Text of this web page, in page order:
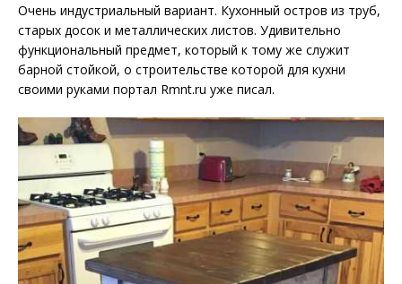
Очень индустриальный вариант. Кухонный остров из труб,
старых досок и металлических листов. Удивительно
функциональный предмет, который к тому же служит
барной стойкой, о строительстве которой для кухни
своими руками портал Rmnt.ru уже писал.